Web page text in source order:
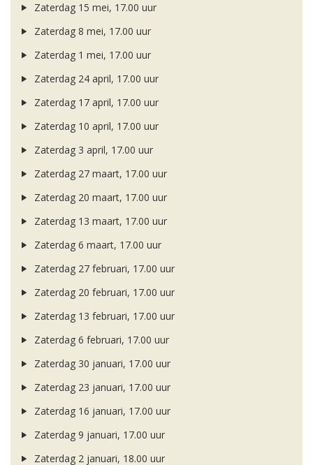
Zaterdag 15 mei, 17.00 uur
Zaterdag 8 mei, 17.00 uur
Zaterdag 1 mei, 17.00 uur
Zaterdag 24 april, 17.00 uur
Zaterdag 17 april, 17.00 uur
Zaterdag 10 april, 17.00 uur
Zaterdag 3 april, 17.00 uur
Zaterdag 27 maart, 17.00 uur
Zaterdag 20 maart, 17.00 uur
Zaterdag 13 maart, 17.00 uur
Zaterdag 6 maart, 17.00 uur
Zaterdag 27 februari, 17.00 uur
Zaterdag 20 februari, 17.00 uur
Zaterdag 13 februari, 17.00 uur
Zaterdag 6 februari, 17.00 uur
Zaterdag 30 januari, 17.00 uur
Zaterdag 23 januari, 17.00 uur
Zaterdag 16 januari, 17.00 uur
Zaterdag 9 januari, 17.00 uur
Zaterdag 2 januari, 18.00 uur